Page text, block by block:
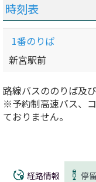
時刻表
1番のりば
新宮駅前
路線バスののりば及
※予約制高速バス、
ておりません。
経路情報 停